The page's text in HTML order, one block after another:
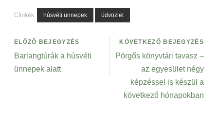
Címkék: húsvéti ünnepek üdvözlet
ELŐZŐ BEJEGYZÉS
Barlangtúrák a húsvéti
ünnepek alatt
KÖVETKEZŐ BEJEGYZÉS
Pörgős könyvtári tavasz –
az egyesület négy
képzéssel is készül a
következő hónapokban